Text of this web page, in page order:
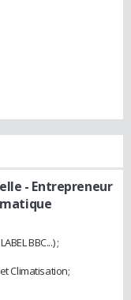
- Entrepreneur
BBC...) ;
Climatisation;